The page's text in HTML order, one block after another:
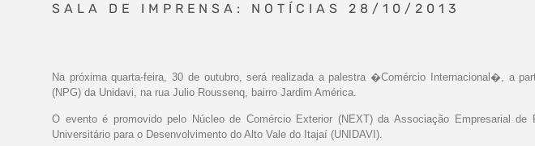
SALA DE IMPRENSA: NOTÍCIAS 28/10/2013
Na próxima quarta-feira, 30 de outubro, será realizada a palestra �Comércio Internacional�, a
(NPG) da Unidavi, na rua Julio Roussenq, bairro Jardim América.
O evento é promovido pelo Núcleo de Comércio Exterior (NEXT) da Associação Empresarial
Universitário para o Desenvolvimento do Alto Vale do Itajaí (UNIDAVI).